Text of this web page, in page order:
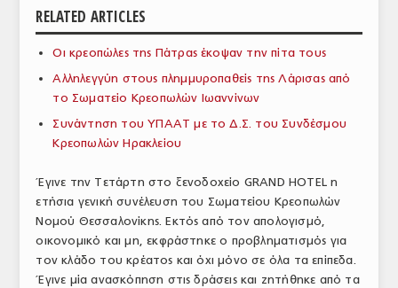
ΕΜΠΟΡΙΚΟΣ ΚΑΤΑΛΟΓΟΣ
ΠΑΡΑΓΩΓΗ & ΕΜΠΟΡΙΑ
ΣΦΑΓΕΙΑ
ΠΡΩΤΕΣ ΥΛΕΣ
ΥΠΗΡΕΣΙΕΣ
ΕΜΠΟΡΙΚΟΙ ΑΝΤΙΠΡΟΣΩΠΟΙ
ΝΟΜΟΘΕΣΙΑ
RELATED ARTICLES
Οι κρεοπώλες της Πάτρας έκοψαν την πίτα τους
Αλληλεγγύη στους πλημμυροπαθείς της Λάρισας από
το Σωματείο Κρεοπωλών Ιωαννίνων
Συνάντηση του ΥΠΑΑΤ με το Δ.Σ. του Συνδέσμου
Κρεοπωλών Ηρακλείου
Έγινε την Τετάρτη στο ξενοδοχείο GRAND HOTEL η
ετήσια γενική συνέλευση του Σωματείου Κρεοπωλών
Νομού Θεσσαλονίκης. Εκτός από τον απολογισμό,
οικονομικό και μη, εκφράστηκε ο προβληματισμός για
τον κλάδο του κρέατος και όχι μόνο σε όλα τα επίπεδα.
Έγινε μία ανασκόπηση στις δράσεις και ζητήθηκε από τα